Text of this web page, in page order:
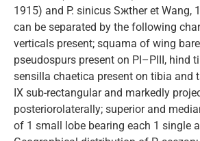
1915) and P. sinicus Sжther et Wang,
can be separated by the following
verticals present; squama of wing
pseudospurs present on PI–PIII, hind
sensilla chaetica present on tibia and
IX sub-rectangular and markedly
posteriorolaterally; superior and
of 1 small lobe bearing each 1 single